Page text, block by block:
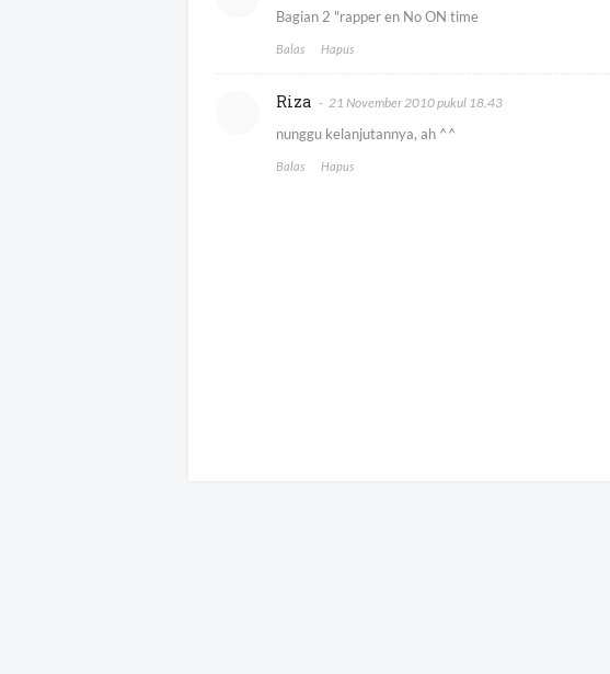
Bagian 2 "rapper en No ON time
Balas Hapus
Riza 21 November 2010 pukul 18.43
nunggu kelanjutannya, ah ^^
Balas Hapus